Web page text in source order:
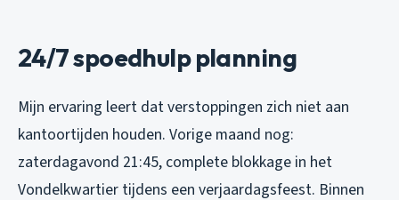
24/7 spoedhulp planning
Mijn ervaring leert dat verstoppingen zich niet aan
kantoortijden houden. Vorige maand nog:
zaterdagavond 21:45, complete blokkage in het
Vondelkwartier tijdens een verjaardagsfeest. Binnen